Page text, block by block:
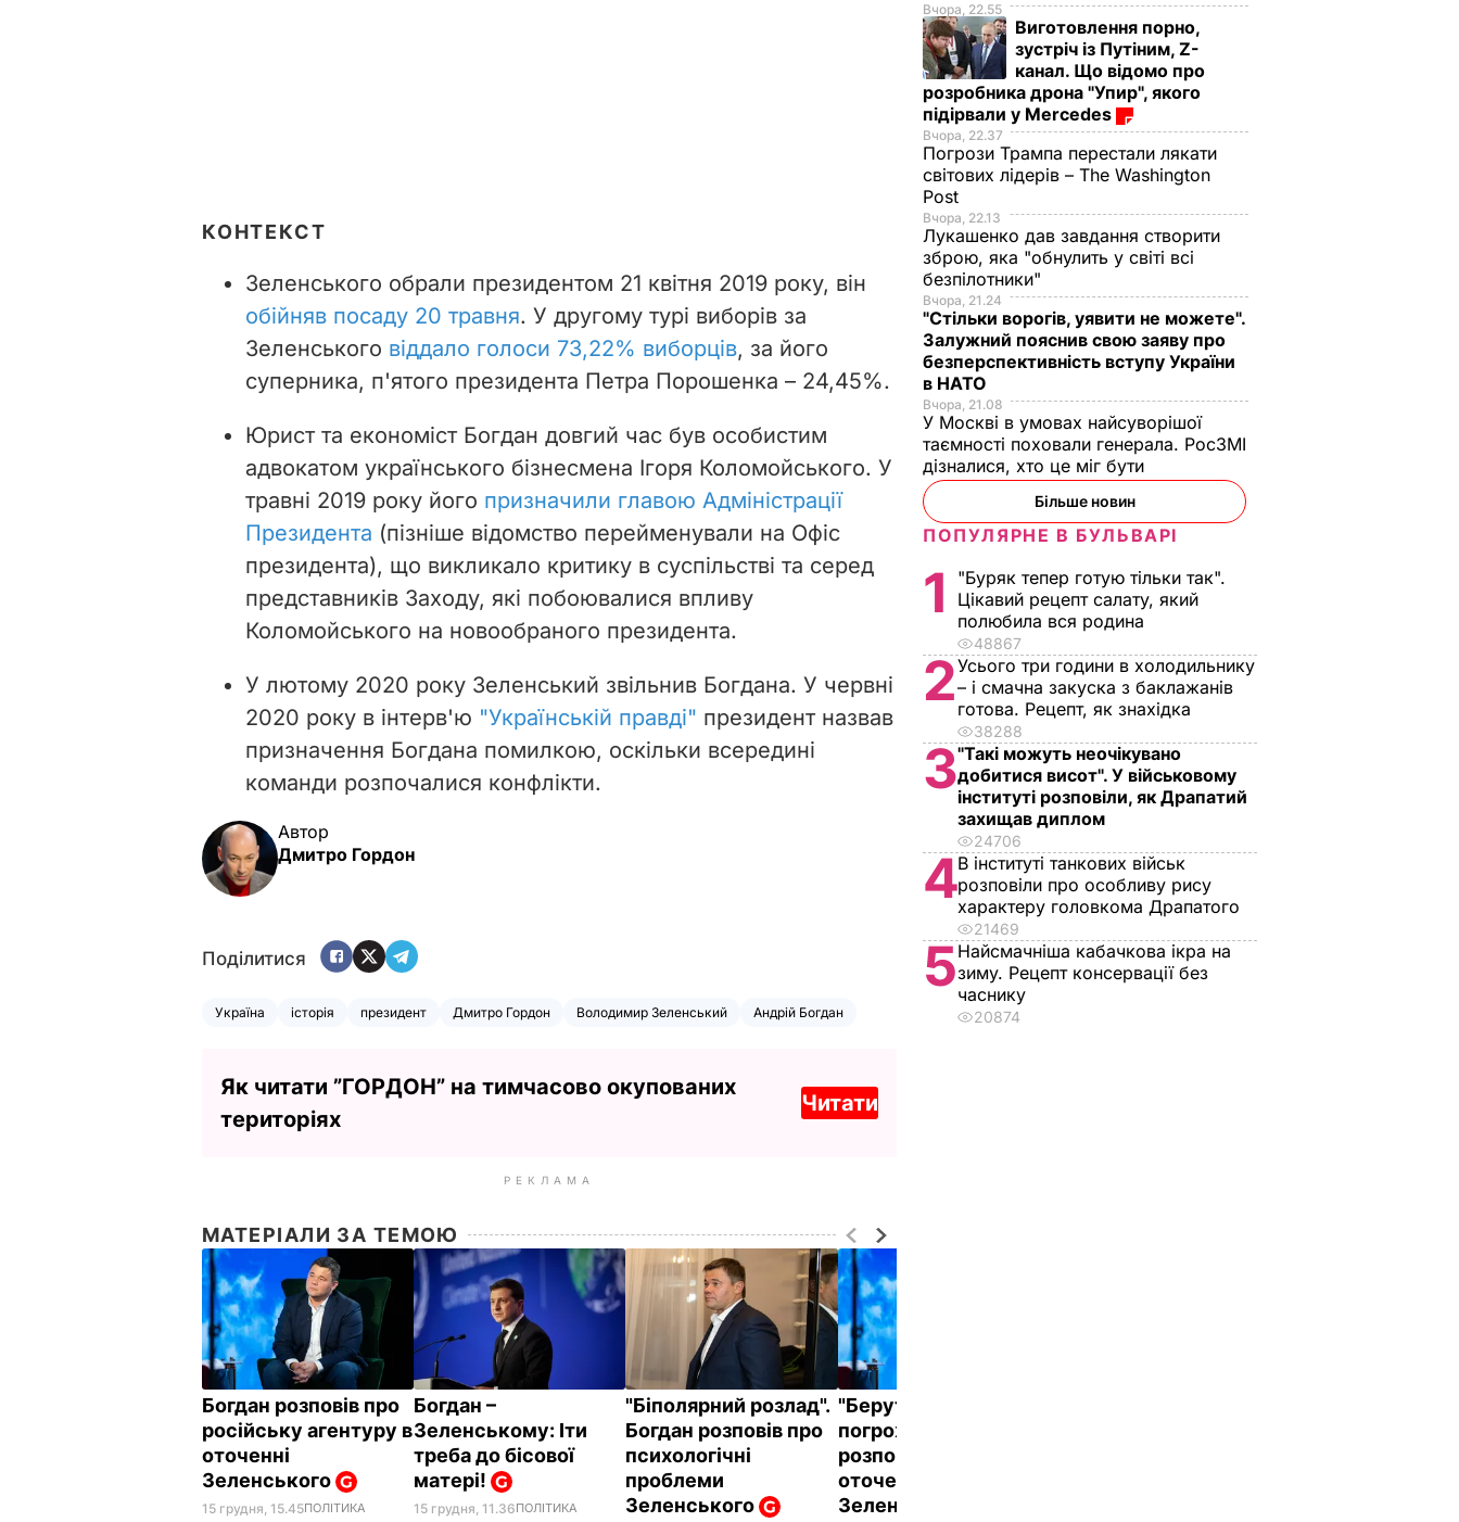
КОНТЕКСТ
Зеленського обрали президентом 21 квітня 2019 року, він
обійняв посаду 20 травня. У другому турі виборів за
Зеленського віддало голоси 73,22% виборців, за його
суперника, п'ятого президента Петра Порошенка – 24,45%.
Юрист та економіст Богдан довгий час був особистим
адвокатом українського бізнесмена Ігоря Коломойського. У
травні 2019 року його призначили главою Адміністрації
Президента (пізніше відомство перейменували на Офіс
президента), що викликало критику в суспільстві та серед
представників Заходу, які побоювалися впливу
Коломойського на новообраного президента.
У лютому 2020 року Зеленський звільнив Богдана. У червні
2020 року в інтерв'ю "Українській правді" президент назвав
призначення Богдана помилкою, оскільки всередині
команди розпочалися конфлікти.
Автор
Дмитро Гордон
Поділитися
Україна історія президент Дмитро Гордон Володимир Зеленський Андрій Богдан
Як читати ”ГОРДОН” на тимчасово окупованих
територіях
Читати
РЕКЛАМА
МАТЕРІАЛИ ЗА ТЕМОЮ
Богдан розповів про
російську агентуру в
оточенні
Зеленського
15 грудня, 15.45ПОЛІТИКА
Богдан –
Зеленському: Іти
треба до бісової
матері!
15 грудня, 11.36ПОЛІТИКА
"Біполярний розлад".
Богдан розповів про
психологічні
проблеми
Зеленського
"Беруть, вимагають,
погрожують". Богдан
розповів про хабарі в
оточенні
Зеленського
Вчора, 22.55
Виготовлення порно,
зустріч із Путіним, Z-
канал. Що відомо про
розробника дрона "Упир", якого
підірвали у Mercedes
Вчора, 22.37
Погрози Трампа перестали лякати
світових лідерів – The Washington
Post
Вчора, 22.13
Лукашенко дав завдання створити
зброю, яка "обнулить у світі всі
безпілотники"
Вчора, 21.24
"Стільки ворогів, уявити не можете".
Залужний пояснив свою заяву про
безперспективність вступу України
в НАТО
Вчора, 21.08
У Москві в умовах найсуворішої
таємності поховали генерала. РосЗМІ
дізналися, хто це міг бути
Більше новин
ПОПУЛЯРНЕ В БУЛЬВАРІ
1
"Буряк тепер готую тільки так".
Цікавий рецепт салату, який
полюбила вся родина
48867
2Усього три години в холодильнику
– і смачна закуска з баклажанів
готова. Рецепт, як знахідка
38288
3"Такі можуть неочікувано
добитися висот". У військовому
інституті розповіли, як Драпатий
захищав диплом
24706
4В інституті танкових військ
розповіли про особливу рису
характеру головкома Драпатого
21469
5Найсмачніша кабачкова ікра на
зиму. Рецепт консервації без
часнику
20874